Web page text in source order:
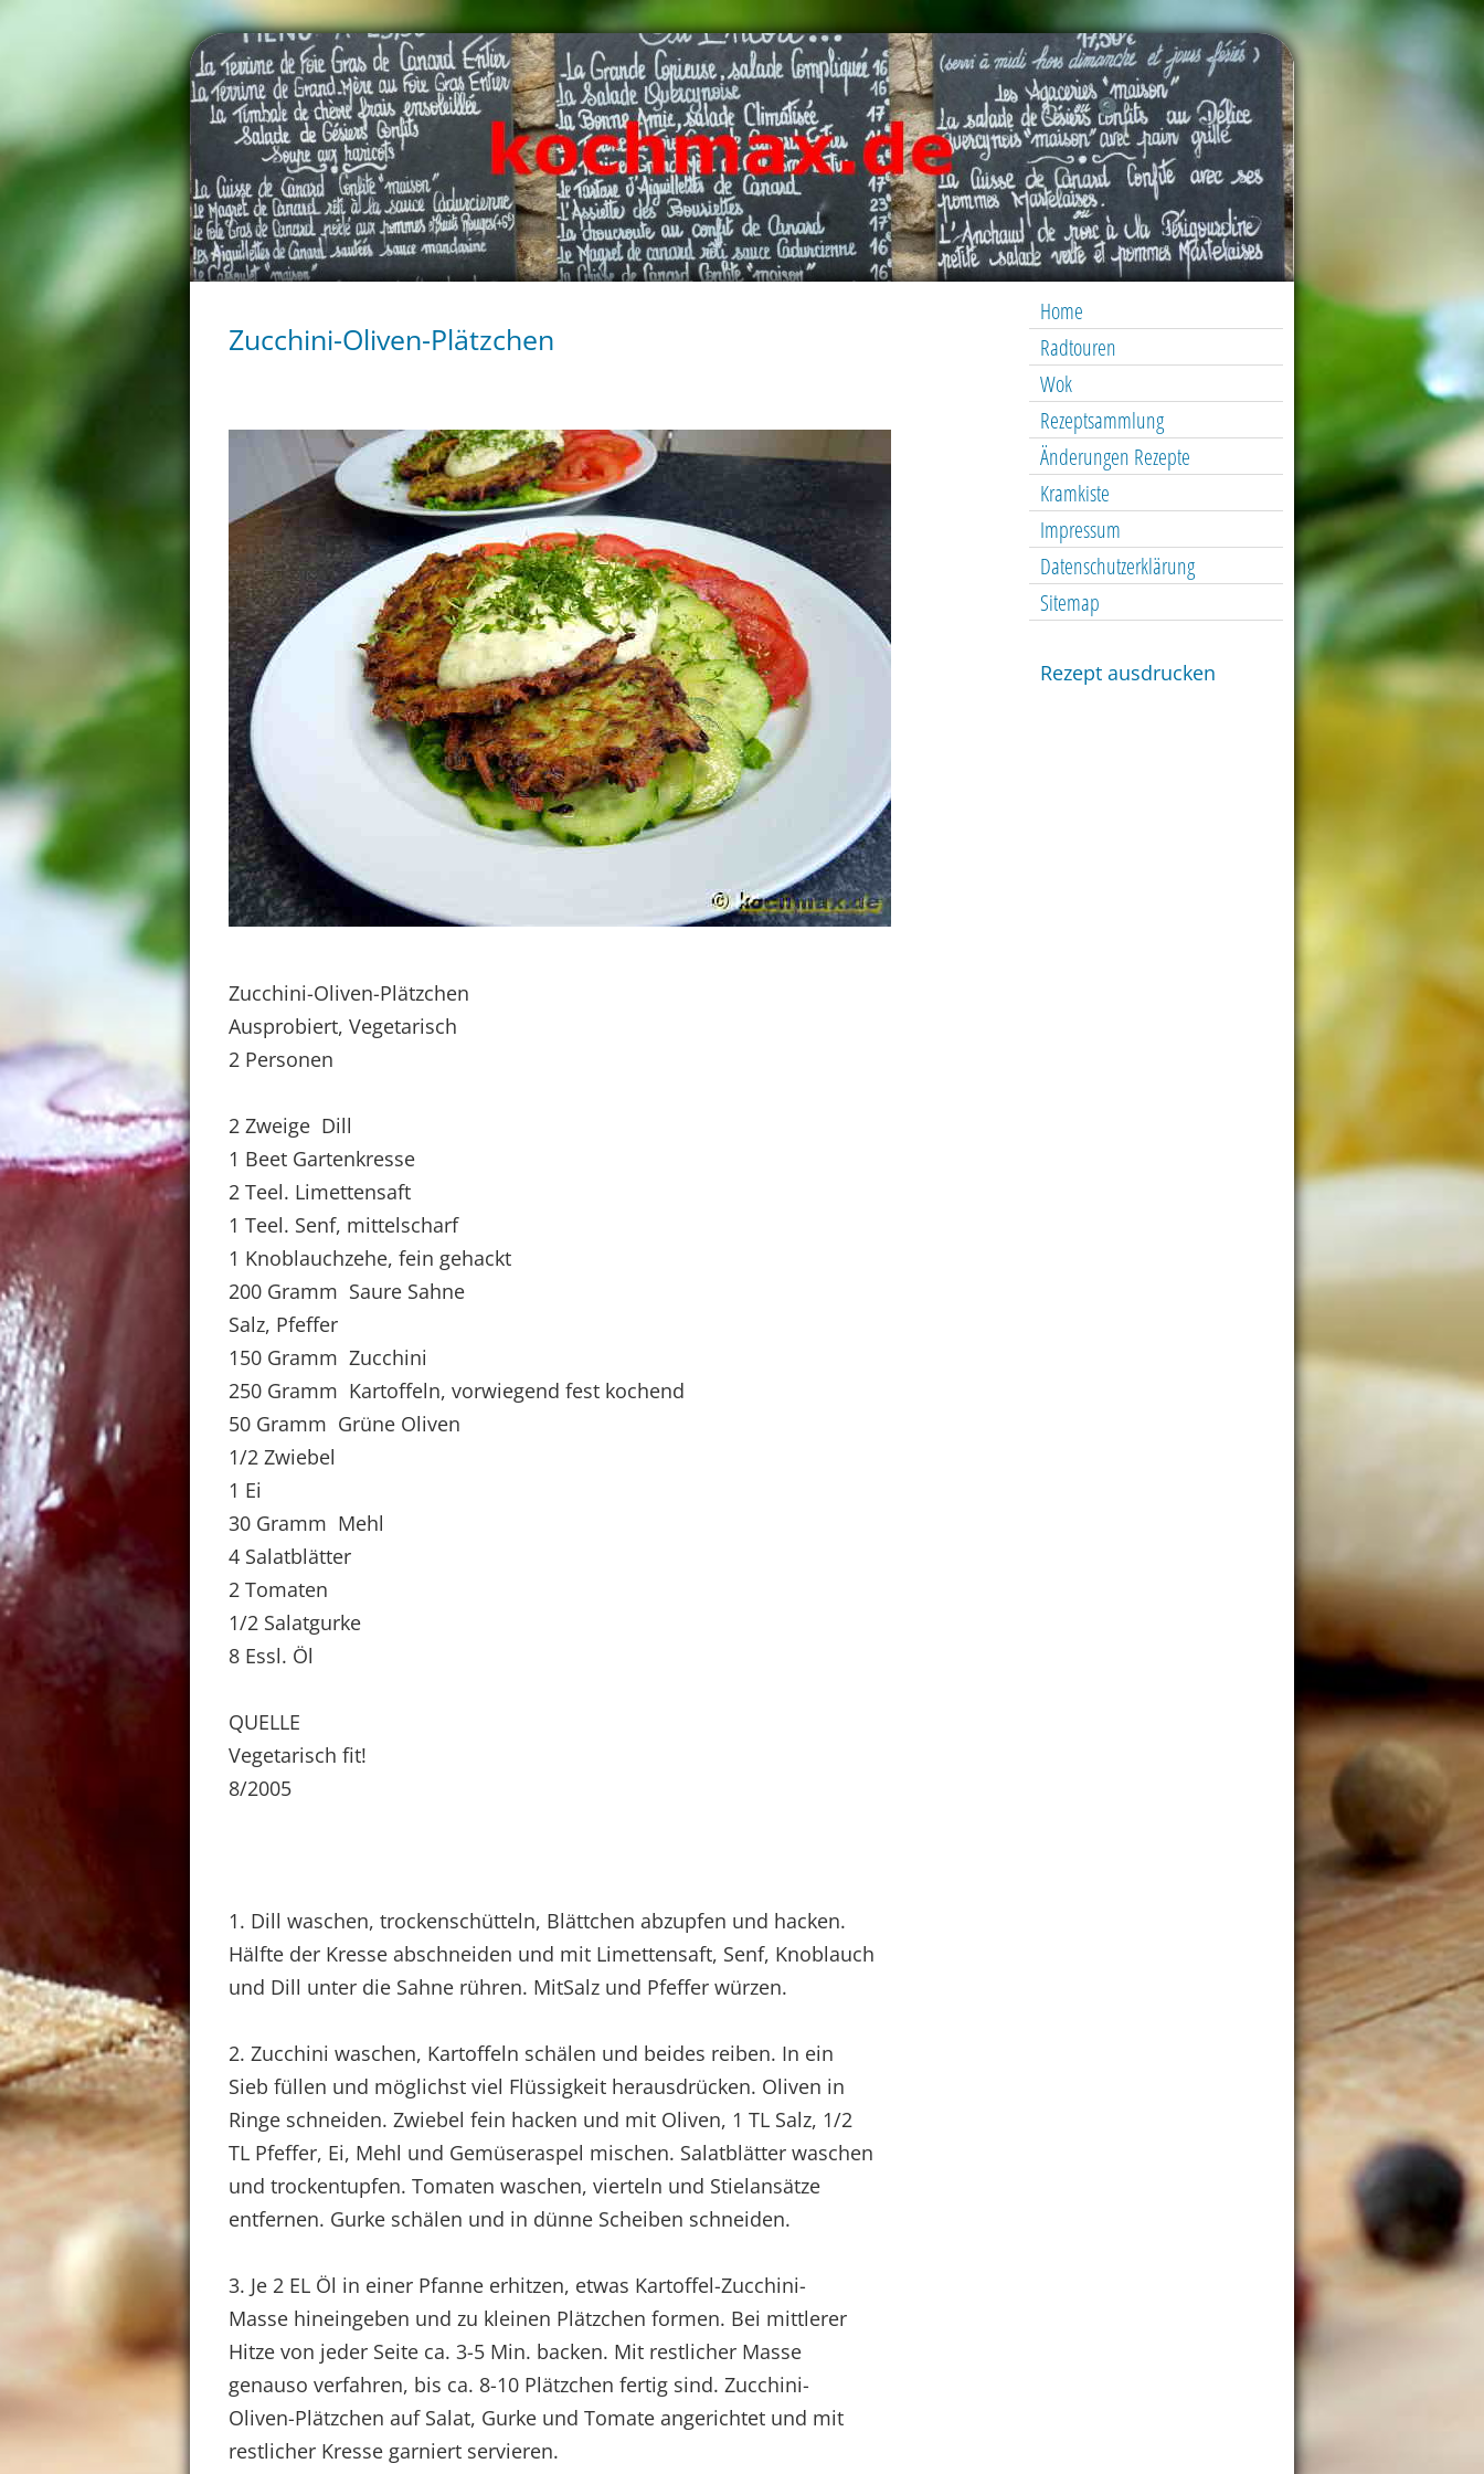
Home
Radtouren
Wok
Rezeptsammlung
Änderungen Rezepte
Kramkiste
Impressum
Datenschutzerklärung
Sitemap
Rezept ausdrucken
Zucchini-Oliven-Plätzchen
Zucchini-Oliven-Plätzchen
Ausprobiert, Vegetarisch
2 Personen
2 Zweige Dill
1 Beet Gartenkresse
2 Teel. Limettensaft
1 Teel. Senf, mittelscharf
1 Knoblauchzehe, fein gehackt
200 Gramm Saure Sahne
Salz, Pfeffer
150 Gramm Zucchini
250 Gramm Kartoffeln, vorwiegend fest kochend
50 Gramm Grüne Oliven
1/2 Zwiebel
1 Ei
30 Gramm Mehl
4 Salatblätter
2 Tomaten
1/2 Salatgurke
8 Essl. Öl
QUELLE
Vegetarisch fit!
8/2005
1. Dill waschen, trockenschütteln, Blättchen abzupfen und hacken.
Hälfte der Kresse abschneiden und mit Limettensaft, Senf, Knoblauch
und Dill unter die Sahne rühren. MitSalz und Pfeffer würzen.
2. Zucchini waschen, Kartoffeln schälen und beides reiben. In ein
Sieb füllen und möglichst viel Flüssigkeit herausdrücken. Oliven in
Ringe schneiden. Zwiebel fein hacken und mit Oliven, 1 TL Salz, 1/2
TL Pfeffer, Ei, Mehl und Gemüseraspel mischen. Salatblätter waschen
und trockentupfen. Tomaten waschen, vierteln und Stielansätze
entfernen. Gurke schälen und in dünne Scheiben schneiden.
3. Je 2 EL Öl in einer Pfanne erhitzen, etwas Kartoffel-Zucchini-
Masse hineingeben und zu kleinen Plätzchen formen. Bei mittlerer
Hitze von jeder Seite ca. 3-5 Min. backen. Mit restlicher Masse
genauso verfahren, bis ca. 8-10 Plätzchen fertig sind. Zucchini-
Oliven-Plätzchen auf Salat, Gurke und Tomate angerichtet und mit
restlicher Kresse garniert servieren.